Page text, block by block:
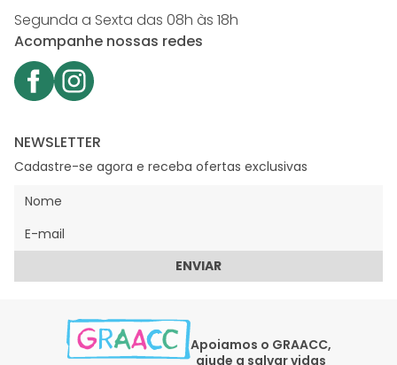
Segunda a Sexta das 08h às 18h
Acompanhe nossas redes
NEWSLETTER
Cadastre-se agora e receba ofertas exclusivas
ENVIAR
Apoiamos o GRAACC,
ajude a salvar vidas